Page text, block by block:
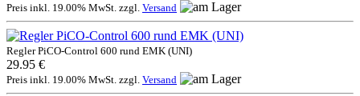
Preis inkl. 19.00% MwSt. zzgl. Versand
Regler PiCO-Control 600 rund EMK (UNI)
29.95 €
Preis inkl. 19.00% MwSt. zzgl. Versand